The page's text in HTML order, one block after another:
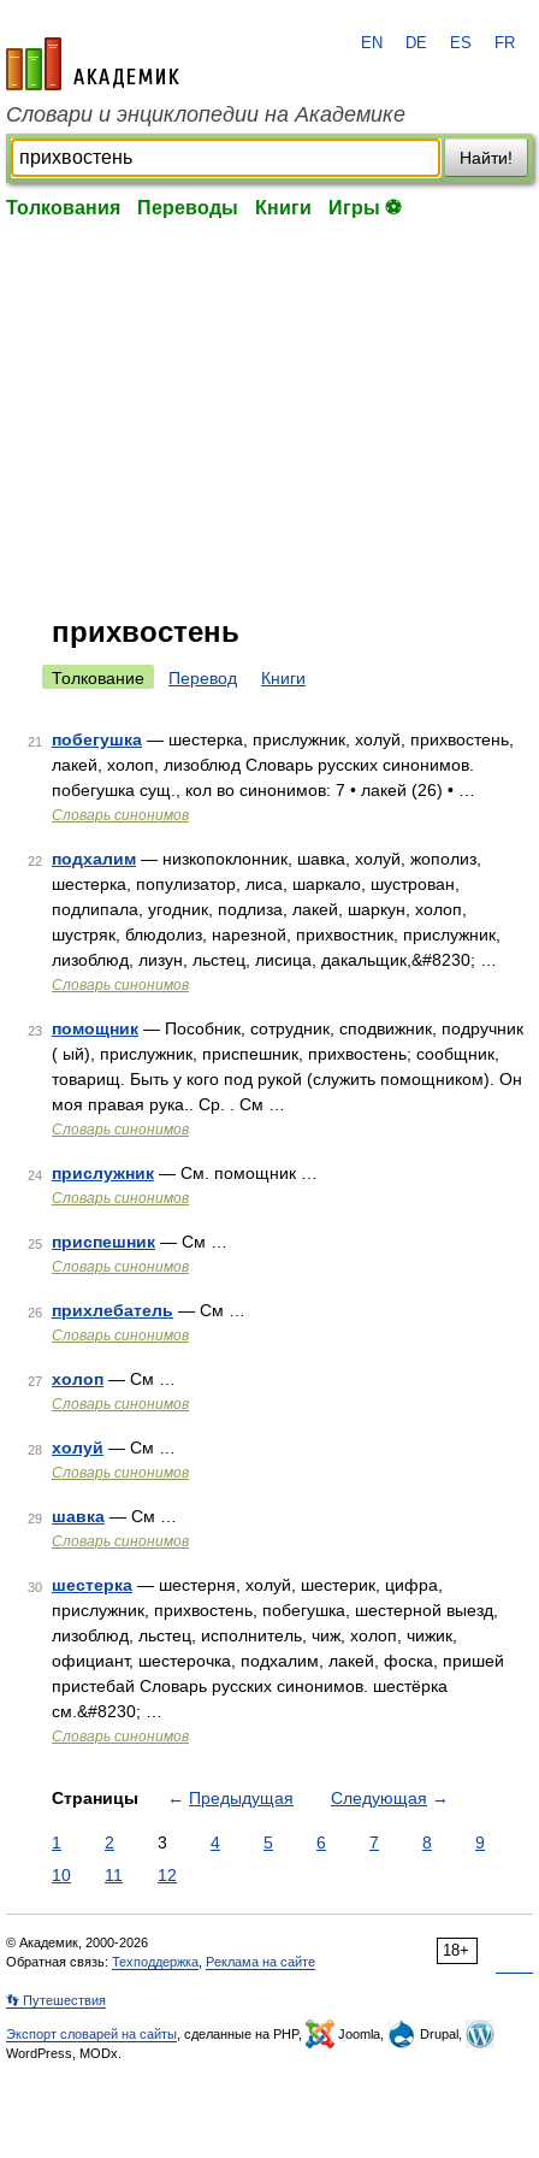
academic.ru
EN DE ES FR
Словари и энциклопедии на Академике
Найти!
Толкования Переводы Книги Игры ⚽
прихвостень
Толкование Перевод Книги
21 побегушка — шестерка, прислужник, холуй, прихвостень,
лакей, холоп, лизоблюд Словарь русских синонимов.
побегушка сущ., кол во синонимов: 7 • лакей (26) • …
Словарь синонимов
22 подхалим — низкопоклонник, шавка, холуй, жополиз,
шестерка, популизатор, лиса, шаркало, шустрован,
подлипала, угодник, подлиза, лакей, шаркун, холоп,
шустряк, блюдолиз, нарезной, прихвостник, прислужник,
лизоблюд, лизун, льстец, лисица, дакальщик,&#8230; …
Словарь синонимов
23 помощник — Пособник, сотрудник, сподвижник, подручник
( ый), прислужник, приспешник, прихвостень; сообщник,
товарищ. Быть у кого под рукой (служить помощником). Он
моя правая рука.. Ср. . См …
Словарь синонимов
24 прислужник — См. помощник …
Словарь синонимов
25 приспешник — См …
Словарь синонимов
26 прихлебатель — См …
Словарь синонимов
27 холоп — См …
Словарь синонимов
28 холуй — См …
Словарь синонимов
29 шавка — См …
Словарь синонимов
30 шестерка — шестерня, холуй, шестерик, цифра,
прислужник, прихвостень, побегушка, шестерной выезд,
лизоблюд, льстец, исполнитель, чиж, холоп, чижик,
официант, шестерочка, подхалим, лакей, фоска, пришей
пристебай Словарь русских синонимов. шестёрка
см.&#8230; …
Словарь синонимов
Страницы ← Предыдущая Следующая →
1 2 3 4 5 6 7 8
9
10
11 12
18+
© Академик, 2000-2026
Обратная связь: Техподдержка Реклама на сайте
👣 Путешествия
Экспорт словарей на сайты , сделанные на PHP, Joomla,
Drupal,
WordPress, MODx.